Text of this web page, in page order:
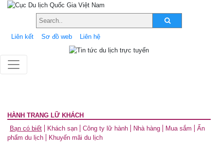
Liên kết Sơ đồ web Liên hệ
HÀNH TRANG LỮ KHÁCH
Bạn có biết
Khách sạn Công ty lữ hành Nhà hàng Mua sắm
Ấn
phẩm du lịch
Khuyến mãi du lịch